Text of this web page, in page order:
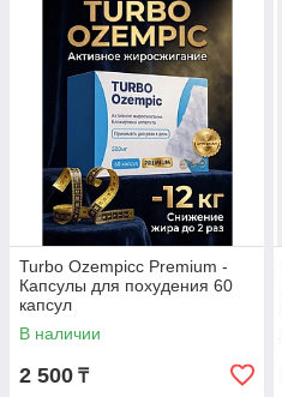
Turbo Ozempicс Premium -
Капсулы для похудения 60
капсул
В наличии
2 500 ₸